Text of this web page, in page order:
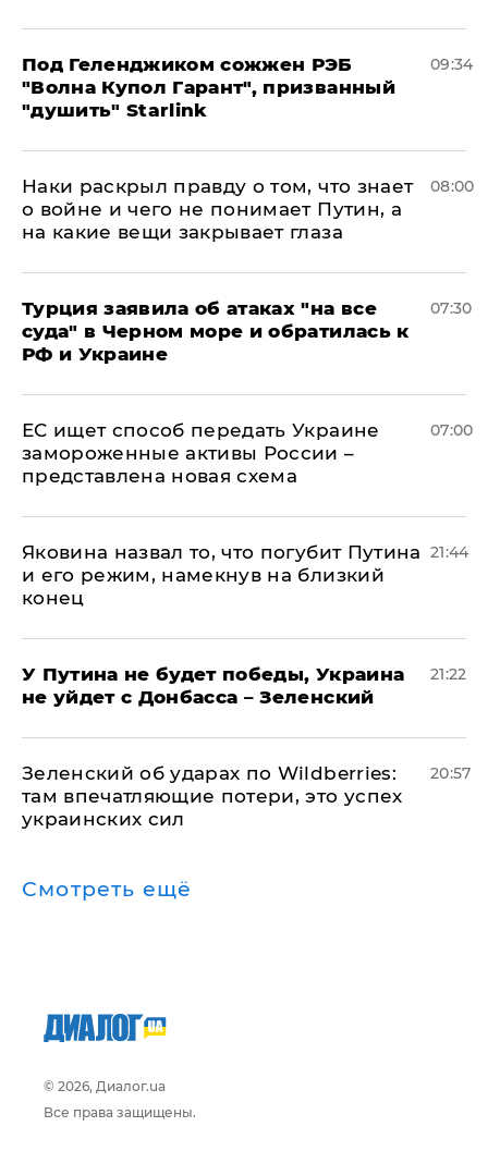
Под Геленджиком сожжен РЭБ
"Волна Купол Гарант", призванный
"душить" Starlink
09:34
Наки раскрыл правду о том, что знает
о войне и чего не понимает Путин, а
на какие вещи закрывает глаза
08:00
Турция заявила об атаках "на все
суда" в Черном море и обратилась к
РФ и Украине
07:30
ЕС ищет способ передать Украине
замороженные активы России –
представлена новая схема
07:00
Яковина назвал то, что погубит Путина
и его режим, намекнув на близкий
конец
21:44
У Путина не будет победы, Украина
не уйдет с Донбасса – Зеленский
21:22
Зеленский об ударах по Wildberries:
там впечатляющие потери, это успех
украинских сил
20:57
Смотреть ещё
© 2026, Диалог.ua
Все права защищены.